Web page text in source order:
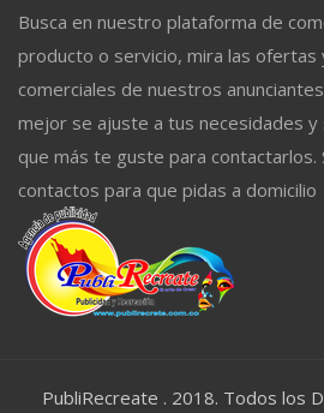
Busca en nuestro plataforma de
producto o servicio, mira las ofertas
comerciales de nuestros
mejor se ajuste a tus necesidades y
que más te guste para contactarlos.
contactos para que pidas a domicilio
PubliRecreate . 2018. Todos los